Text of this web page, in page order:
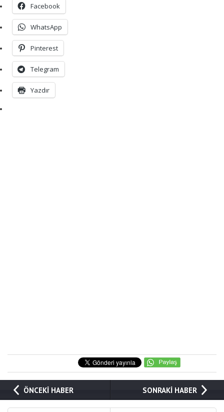
Facebook
WhatsApp
Pinterest
Telegram
Yazdır
ÖNCEKİ HABER SONRAKİ HABER